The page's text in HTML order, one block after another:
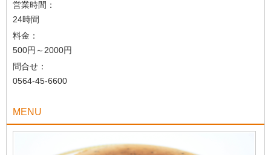
営業時間：
24時間
料金：
500円～2000円
問合せ：
0564-45-6600
MENU